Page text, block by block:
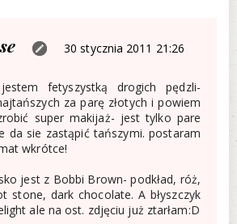
30 stycznia 2011 21:26
fetyszystką drogich pędzli-
za parę złotych i powiem
super makijaż- jest tylko pare
da sie zastąpić tańszymi. postaram
wkrótce!
jest z Bobbi Brown- podkład, róż,
stone, dark chocolate. A błyszczyk
ale na ost. zdjęciu już ztarłam:D